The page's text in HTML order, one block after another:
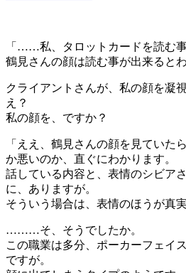
「……私、タロットカードを読む
鶴見さんの顔は読む事が出来ると
クライアントさんが、私の顔を凝
え？
私の顔を、ですか？
「ええ、鶴見さんの顔を見ていた
か悪いのか、直ぐにわかります。
話している内容と、表情のシビア
に、ありますが。
そういう場合は、表情のほうが真
………そ、そうでしたか。
この職業は多分、ポーカーフェイ
ですが。